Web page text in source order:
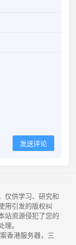
发送评论
仅供学习、研究和
用引发的版权纠
站资源侵犯了您的
。
香港服务器，三